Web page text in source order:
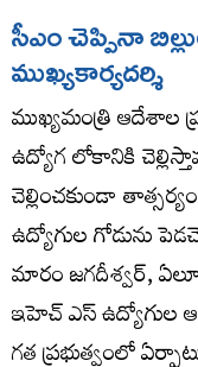
సీఎం చెప్పినా
ముఖ్య‌కార్య‌ద‌ర్శి
ముఖ్యమంత్రి ఆదేశాల
ఉద్యోగ లోకానికి
చెల్లించకుండా
ఉద్యోగుల గోడును
మారం జ‌గ‌దీశ్వ‌ర్‌,
ఇహెచ్ ఎస్‌ ఉద్యోగుల
గత ప్రభుత్వంలో